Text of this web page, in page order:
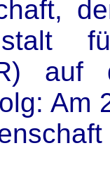
auf
Am